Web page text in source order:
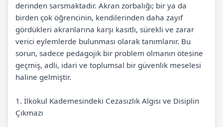
derinden sarsmaktadır. Akran zorbalığı; bir ya da
birden çok öğrencinin, kendilerinden daha zayıf
gördükleri akranlarına karşı kasıtlı, sürekli ve zarar
verici eylemlerde bulunması olarak tanımlanır. Bu
sorun, sadece pedagojik bir problem olmanın ötesine
geçmiş, adli, idari ve toplumsal bir güvenlik meselesi
haline gelmiştir.
1. İlkokul Kademesindeki Cezasızlık Algısı ve Disiplin
Çıkmazı